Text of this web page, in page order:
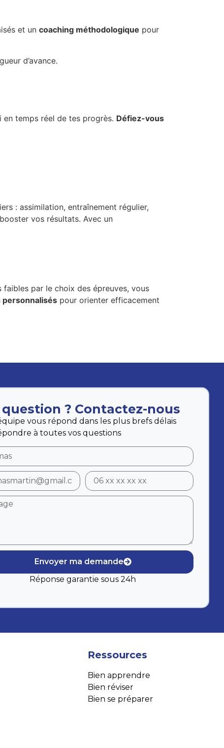
et un coaching méthodologique pour
d’avance.
temps réel de tes progrès. Défiez-vous
: assimilation, entraînement régulier,
vos résultats. Avec un
faibles par le choix des épreuves, vous
pour orienter efficacement
question ? Contactez-nous
vous répond dans les plus brefs délais
à toutes vos questions
Envoyer ma demande
Réponse garantie sous 24h
Ressources
Bien apprendre
Bien réviser
Bien se préparer